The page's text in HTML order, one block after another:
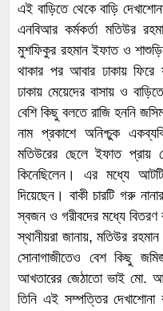
এই বাড়িতে থেকে বাড়ি
এনবিআর কর্মকর্তা মতিউর
মুশফিকুর রহমান ইফাত ও
থাকার পর আবার ঢাকায় ফিরে
ঢাকায় মেয়েদের বাসায় ও
বেশি কিছু বলতে রাজি হননি
নাম প্রকাশে অনিশ্চুক
মতিউরের ছেলে ইফাত প্রায়
কিনেছিলেন। এর মধ্যে
দিয়েছেন। বাকী চারটি গরু
স্বজন ও গরীবদের মধ্যে বিতরণ
স্থানীয়রা জানায়, মতিউর
সোনাগাজীতেও বেশ কিছু
আখতারের জেঠাতো ভাই মো.
তিনি এই সম্পত্তির দেখাশোনা